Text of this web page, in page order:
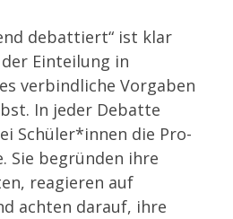
debattiert“ ist klar
Einteilung in
verbindliche Vorgaben
In jeder Debatte
Schüler*innen die Pro-
Sie begründen ihre
reagieren auf
achten darauf, ihre